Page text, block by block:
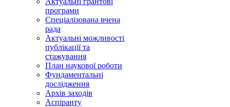
програми
Спеціалізована вчена
рада
Актуальні можливості
публікації та
стажування
План наукової роботи
Фундаментальні
дослідження
Архів заходів
Аспіранту